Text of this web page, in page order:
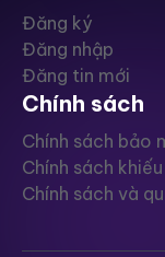
Đăng ký
Đăng nhập
Đăng tin mới
Chính sách
Chính sách bảo
Chính sách
Chính sách và